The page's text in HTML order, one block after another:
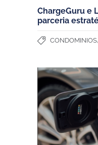
ChargeGuru e
parceria
CONDOMINIOS,